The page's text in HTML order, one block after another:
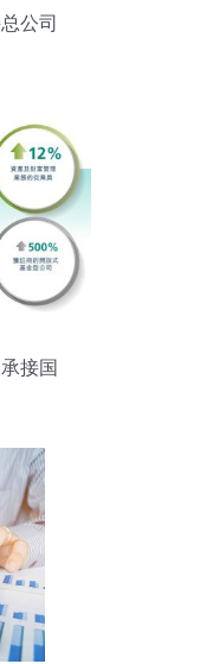
公司
接国